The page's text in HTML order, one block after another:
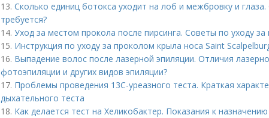
13. Сколько единиц ботокса уходит на лоб и межбровку и глаза.
требуется?
14. Уход за местом прокола после пирсинга. Советы по уходу за
15. Инструкция по уходу за проколом крыла носа Saint
16. Выпадение волос после лазерной эпиляции. Отличия
фотоэпиляции и других видов эпиляции?
17. Проблемы проведения 13С-уреазного теста. Краткая
дыхательного теста
18. Как делается тест на Хеликобактер. Показания к